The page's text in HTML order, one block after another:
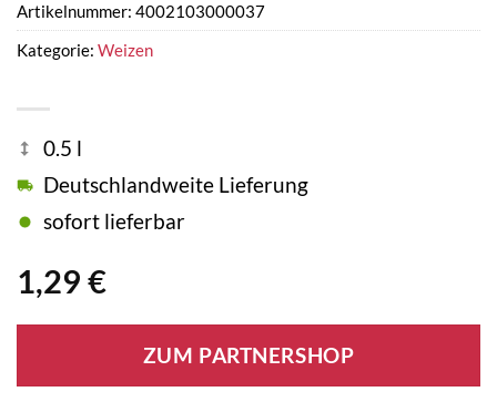
1,29 €
0.5 l
Deutschlandweite Lieferung
sofort lieferbar
ZUM PARTNERSHOP
Artikelnummer: 4002103000037
Kategorie: Weizen